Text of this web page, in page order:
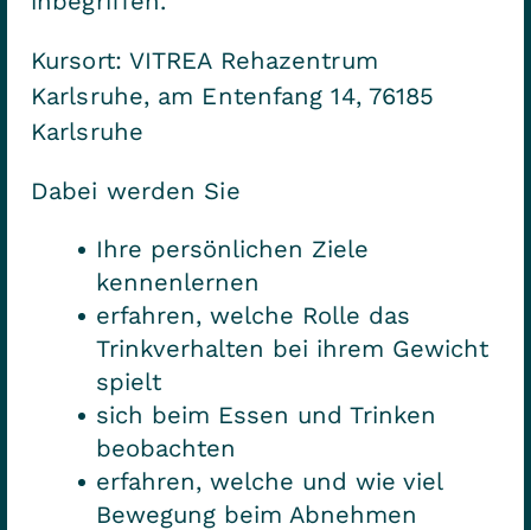
Kursort: VITREA Rehazentrum
Karlsruhe, am Entenfang 14, 76185
Karlsruhe
Dabei werden Sie
Ihre persönlichen Ziele
kennenlernen
erfahren, welche Rolle das
Trinkverhalten bei ihrem Gewicht
spielt
sich beim Essen und Trinken
beobachten
erfahren, welche und wie viel
Bewegung beim Abnehmen